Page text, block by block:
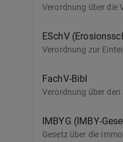
Verordnung über die
ESchV
Verordnung zur
FachV-Bibl
Verordnung über den
IMBYG (IMBY-
Gesetz über die